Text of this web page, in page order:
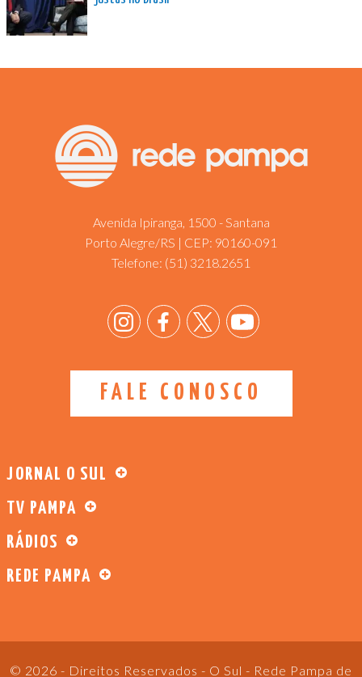
Avenida Ipiranga, 1500 - Santana
Porto Alegre/RS | CEP: 90160-091
Telefone: (51) 3218.2651
FALE CONOSCO
JORNAL O SUL
TV PAMPA
RÁDIOS
REDE PAMPA
© 2026 - Direitos Reservados - O Sul - Rede Pampa de